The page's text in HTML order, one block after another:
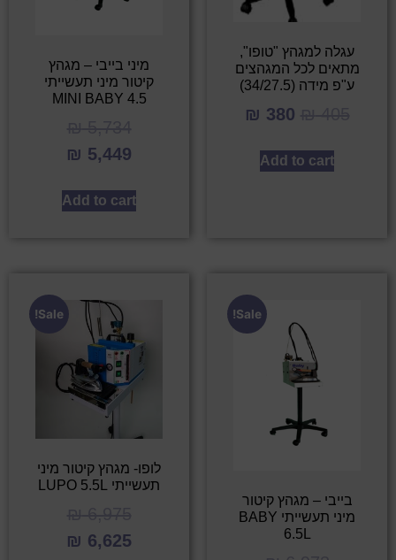
עגלה למגהץ "טופו",
מתאים לכל המגהצים
ע"פ מידה (34/27.5)
₪ 380
Add to cart
מיני בייבי – מגהץ
קיטור מיני תעשייתי
MINI BABY 4.5
₪ 5,449
Add to cart
Sale!
בייבי – מגהץ קיטור
מיני תעשייתי BABY
6.5L
Sale!
לופו- מגהץ קיטור מיני
תעשייתי LUPO 5.5L
₪ 6,625